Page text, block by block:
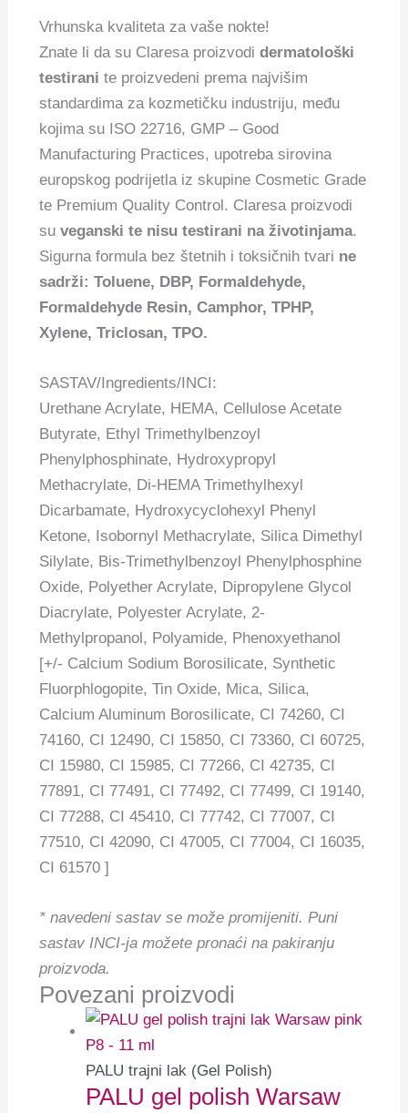
Vrhunska kvaliteta za vaše nokte!
Znate li da su Claresa proizvodidermatološki
testirani te proizvedeni prema najvišim
standardima za kozmetičku industriju, među
kojima su ISO 22716, GMP – Good
Manufacturing Practices, upotreba sirovina
europskog podrijetla iz skupine Cosmetic Grade
te Premium Quality Control. Claresa proizvodi
suveganski te nisu testirani na životinjama.
Sigurna formula bez štetnih i toksičnih tvari ne
sadrži: Toluene, DBP, Formaldehyde,
Formaldehyde Resin, Camphor, TPHP,
Xylene, Triclosan, TPO.
SASTAV/Ingredients/INCI:
Urethane Acrylate, HEMA, Cellulose Acetate
Butyrate, Ethyl Trimethylbenzoyl
Phenylphosphinate, Hydroxypropyl
Methacrylate, Di-HEMA Trimethylhexyl
Dicarbamate, Hydroxycyclohexyl Phenyl
Ketone, Isobornyl Methacrylate, Silica Dimethyl
Silylate, Bis-Trimethylbenzoyl Phenylphosphine
Oxide, Polyether Acrylate, Dipropylene Glycol
Diacrylate, Polyester Acrylate, 2-
Methylpropanol, Polyamide, Phenoxyethanol
[+/- Calcium Sodium Borosilicate, Synthetic
Fluorphlogopite, Tin Oxide, Mica, Silica,
Calcium Aluminum Borosilicate, CI 74260, CI
74160, CI 12490, CI 15850, CI 73360, CI 60725,
CI 15980, CI 15985, CI 77266, CI 42735, CI
77891, CI 77491, CI 77492, CI 77499, CI 19140,
CI 77288, CI 45410, CI 77742, CI 77007, CI
77510, CI 42090, CI 47005, CI 77004, CI 16035,
CI 61570 ]
* navedeni sastav se može promijeniti.Puni
sastav INCI-ja možete pronaći na pakiranju
proizvoda.
Povezani proizvodi
PALU trajni lak (Gel Polish)
PALU gel polish Warsaw